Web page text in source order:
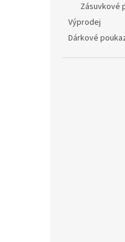
Zásuvkové
Výprodej
Dárkové